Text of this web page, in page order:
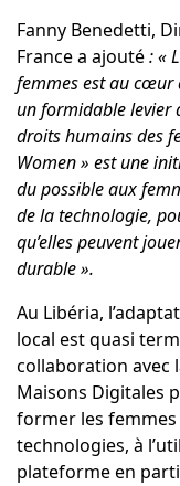
Fanny Benedetti,
France a ajouté: «
femmes est au cœur
un formidable levier
droits humains des
Women » est une
du possible aux
de la technologie,
qu’elles peuvent
durable ».
Au Libéria,
local est quasi
collaboration avec
Maisons Digitales
former les
technologies, à
plateforme en